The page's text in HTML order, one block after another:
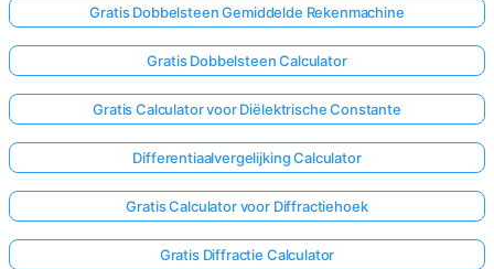
Gratis Dobbelsteen Gemiddelde Rekenmachine
Gratis Dobbelsteen Calculator
Gratis Calculator voor Diëlektrische Constante
Differentiaalvergelijking Calculator
Gratis Calculator voor Diffractiehoek
Gratis Diffractie Calculator